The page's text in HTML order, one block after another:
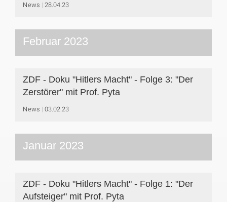
News 28.04.23
Februar 2023
ZDF - Doku "Hitlers Macht" - Folge 3: "Der
Zerstörer" mit Prof. Pyta
News 03.02.23
Januar 2023
ZDF - Doku "Hitlers Macht" - Folge 1: "Der
Aufsteiger" mit Prof. Pyta